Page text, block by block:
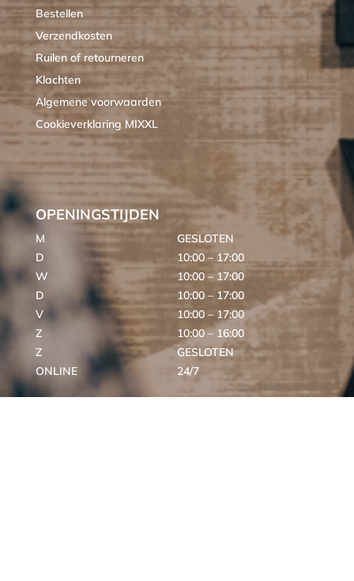
Bestellen
Verzendkosten
Ruilen of retourneren
Klachten
Algemene voorwaarden
Cookieverklaring MIXXL
OPENINGSTIJDEN
M
GESLOTEN
D
10:00 – 17:00
W
10:00 – 17:00
D
10:00 – 17:00
V
10:00 – 17:00
Z
10:00 – 16:00
Z
GESLOTEN
ONLINE
24/7